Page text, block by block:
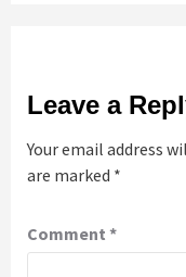
Leave a
Your email address
are marked *
Comment *